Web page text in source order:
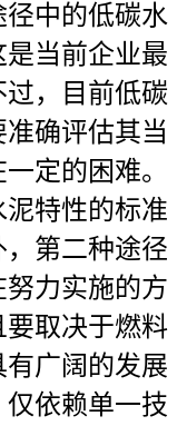
中的低碳水
当前企业最
，目前低碳
确评估其当
定的困难。
特性的标准
第二种途径
力实施的方
取决于燃料
广阔的发展
依赖单一技